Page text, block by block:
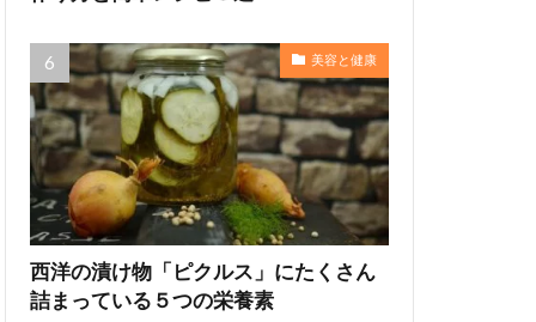
美容と健康
西洋の漬け物「ピクルス」にたくさん
詰まっている５つの栄養素